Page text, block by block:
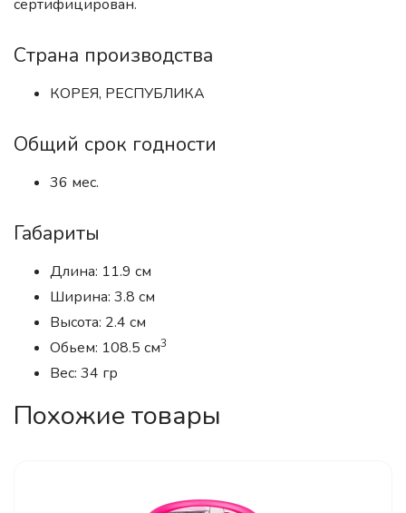
сертифицирован.
Страна производства
КОРЕЯ, РЕСПУБЛИКА
Общий срок годности
36 мес.
Габариты
Длина: 11.9 см
Ширина: 3.8 см
Высота: 2.4 см
Обьем: 108.5 см3
Вес: 34 гр
Похожие товары